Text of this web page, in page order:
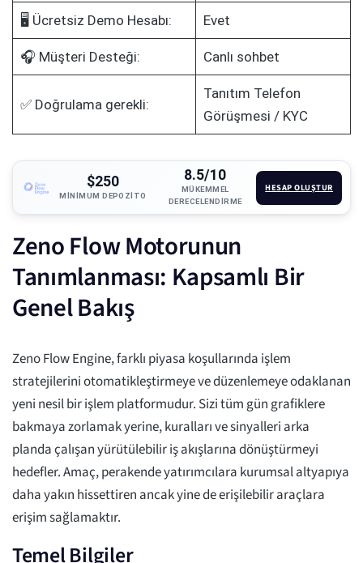
🖥️ Ücretsiz Demo Hesabı: Evet
🎧 Müşteri Desteği: Canlı sohbet
✅ Doğrulama gerekli:
Tanıtım Telefon
Görüşmesi / KYC
$250
MINIMUM DEPOZITO
8.5/10
MÜKEMMEL
DERECELENDIRME
HESAP OLUŞTUR
Zeno Flow Motorunun
Tanımlanması: Kapsamlı Bir
Genel Bakış
Zeno Flow Engine, farklı piyasa koşullarında işlem
stratejilerini otomatikleştirmeye ve düzenlemeye odaklanan
yeni nesil bir işlem platformudur. Sizi tüm gün grafiklere
bakmaya zorlamak yerine, kuralları ve sinyalleri arka
planda çalışan yürütülebilir iş akışlarına dönüştürmeyi
hedefler. Amaç, perakende yatırımcılara kurumsal altyapıya
daha yakın hissettiren ancak yine de erişilebilir araçlara
erişim sağlamaktır.
Temel Bilgiler